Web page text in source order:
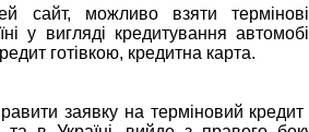
сайт, можливо взяти
у вигляді кредитування
готівкою, кредитна карта.
заявку на терміновий